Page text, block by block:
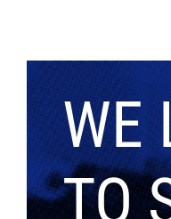
WE
TO